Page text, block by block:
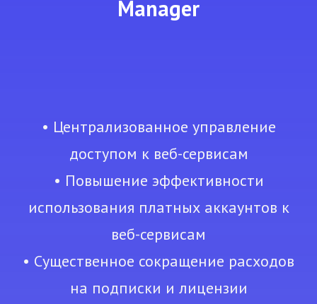
Manager
• Централизованное управление
доступом к веб-сервисам
• Повышение эффективности
использования платных аккаунтов к
веб-сервисам
• Существенное сокращение расходов
на подписки и лицензии